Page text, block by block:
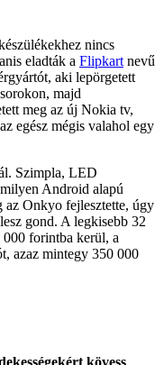
nincs
eladták a Flipkartnevű
aki lepörgetett
majd
meg az új Nokia tv,
egész mégis valahol egy
Szimpla, LED
Android alapú
az Onkyo fejlesztette, úgy
gond. A legkisebb 32
forintba kerül, a
azaz mintegy 350 000